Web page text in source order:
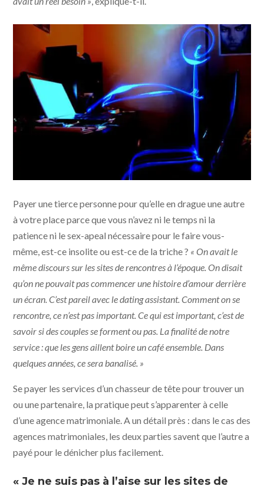
Payer une tierce personne pour qu’elle en drague une autre
à votre place parce que vous n’avez ni le temps ni la
patience ni le sex-apeal nécessaire pour le faire vous-
même, est-ce insolite ou est-ce de la triche ? « On avait le
même discours sur les sites de rencontres à l’époque. On disait
qu’on ne pouvait pas commencer une histoire d’amour derrière
un écran. C’est pareil avec le dating assistant. Comment on se
rencontre, ce n’est pas important. Ce qui est important, c’est de
savoir si des couples se forment ou pas. La finalité de notre
service : que les gens aillent boire un café ensemble. Dans
quelques années, ce sera banalisé. »
Se payer les services d’un chasseur de tête pour trouver un
ou une partenaire, la pratique peut s’apparenter à celle
d’une agence matrimoniale. A un détail près : dans le cas des
agences matrimoniales, les deux parties savent que l’autre a
payé pour le dénicher plus facilement.
« Je ne suis pas à l’aise sur les sites de